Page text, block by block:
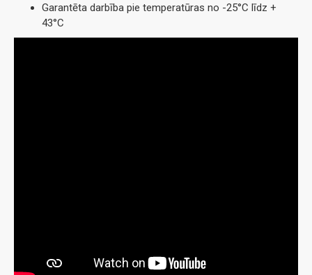
Garantēta darbība pie temperatūras no -25°C līdz +
43°C